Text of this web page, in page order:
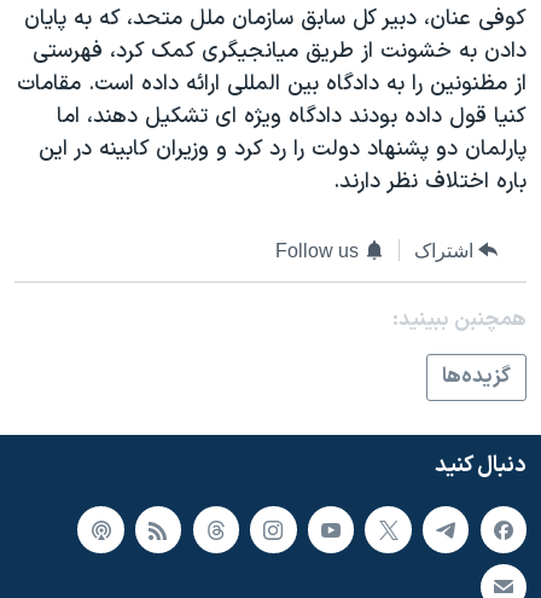
اعتراضات مردمی آبان ۹۸
اسرائیل در جنگ
نرگس محمدی برنده جایزه نوبل صلح
همایش محافظه‌کاران آمریکا «سی‌پک»
صفحه‌های ویژه
کوفی عنان، دبیر کل سابق سازمان ملل متحد، که به پایان
دادن به خشونت از طریق میانجیگری کمک کرد، فهرستی
از مظنونین را به دادگاه بین المللی ارائه داده است. مقامات
کنیا قول داده بودند دادگاه ویژه ای تشکیل دهند، اما
پارلمان دو پشنهاد دولت را رد کرد و وزیران کابینه در این
باره اختلاف نظر دارند.
اشتراک Follow us
همچنبن ببینید:
گزيده‌ها
دنبال کنید